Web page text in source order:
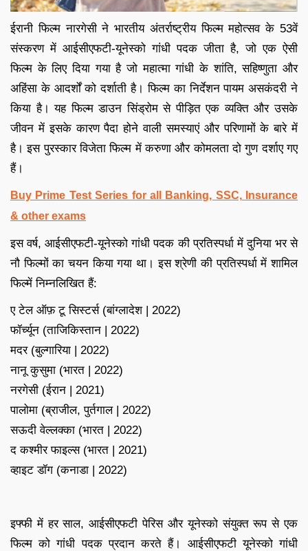
ईरानी फिल्म नारगेसी ने भारतीय अंतर्राष्ट्रीय फिल्म महोत्सव के 53वें
संस्करण में आईसीएफटी-यूनेस्को गांधी पदक जीता है, जो एक ऐसी
फिल्म के लिए दिया गया है जो महात्मा गांधी के शांति, सहिष्णुता और
अहिंसा के आदर्शों को दर्शाती है। फिल्म का निर्देशन पायम असकंदरी ने
किया है। यह फिल्म डाउन सिंड्रोम से पीड़ित एक व्यक्ति और उसके
जीवन में इसके कारण पैदा होने वाली समस्याएं और परिणामों के बारे में
है। इस पुरस्कार विजेता फिल्म में करुणा और कोमलता दो गुण दर्शाए गए
हैं।
Buy Prime Test Series for all Banking, SSC, Insurance
& other exams
इस वर्ष, आईसीएफटी-यूनेस्को गांधी पदक की प्रतिस्पर्धा में दुनिया भर से
नौ फिल्मों का चयन किया गया था। इस श्रेणी की प्रतिस्पर्धा में शामिल
फिल्में निम्नलिखित हैं:
ए टेल ऑफ़ टू सिस्टर्स (बांग्लादेश | 2022)
फॉर्च्यून (ताजिकिस्तान | 2022)
मदर (बुल्गारिया | 2022)
नानू कुसुमा (भारत | 2022)
नरगेसी (ईरान | 2021)
पालोमा (ब्राजील, पुर्तगाल | 2022)
सऊदी वेल्लक्का (भारत | 2022)
द कश्मीर फाइल्स (भारत | 2021)
व्हाइट डॉग (कनाडा | 2022)
इफ्फी में हर साल, आईसीएफटी पेरिस और यूनेस्को संयुक्त रूप से एक
फिल्म को गांधी पदक प्रदान करते हैं। आईसीएफटी यूनेस्को गांधी